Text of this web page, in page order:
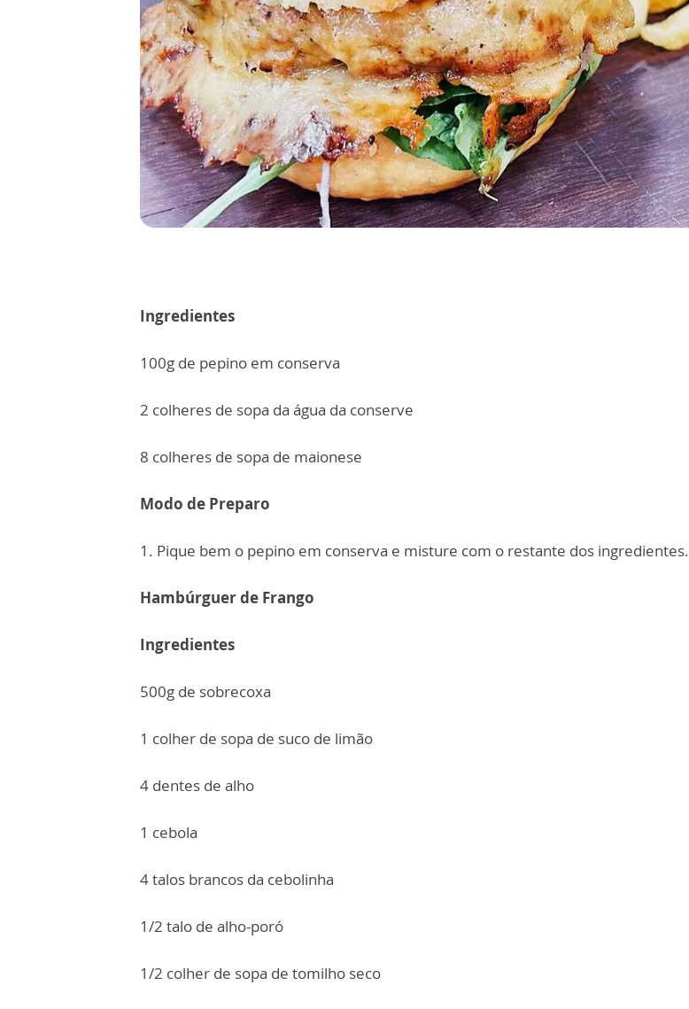
Ingredientes
100g de pepino em conserva
2 colheres de sopa da água da conserve
8 colheres de sopa de maionese
Modo de Preparo
1. Pique bem o pepino em conserva e misture com o restante dos ingredientes.
Hambúrguer de Frango
Ingredientes
500g de sobrecoxa
1 colher de sopa de suco de limão
4 dentes de alho
1 cebola
4 talos brancos da cebolinha
1/2 talo de alho-poró
1/2 colher de sopa de tomilho seco